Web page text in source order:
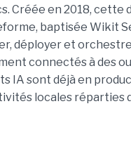
Créée en 2018, cette
baptisée Wikit
déployer et
connectés à des
IA sont déjà en
locales réparties